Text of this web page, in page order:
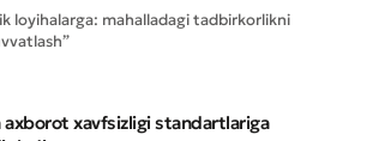
baholang
loyihalarga: mahalladagi tadbirkorlikni
axborot xavfsizligi standartlariga